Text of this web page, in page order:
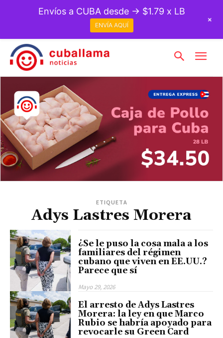
ETIQUETA
Adys Lastres Morera
¿Se le puso la cosa mala a los
familiares del régimen
cubano que viven en EE.UU.?
Parece que sí
Mayo 29, 2026
El arresto de Adys Lastres
Morera: la ley en que Marco
Rubio se habría apoyado para
revocarle su Green Card
Envíos a CUBA desde → $1.79 x LB
ENVÍA AQUÍ
+